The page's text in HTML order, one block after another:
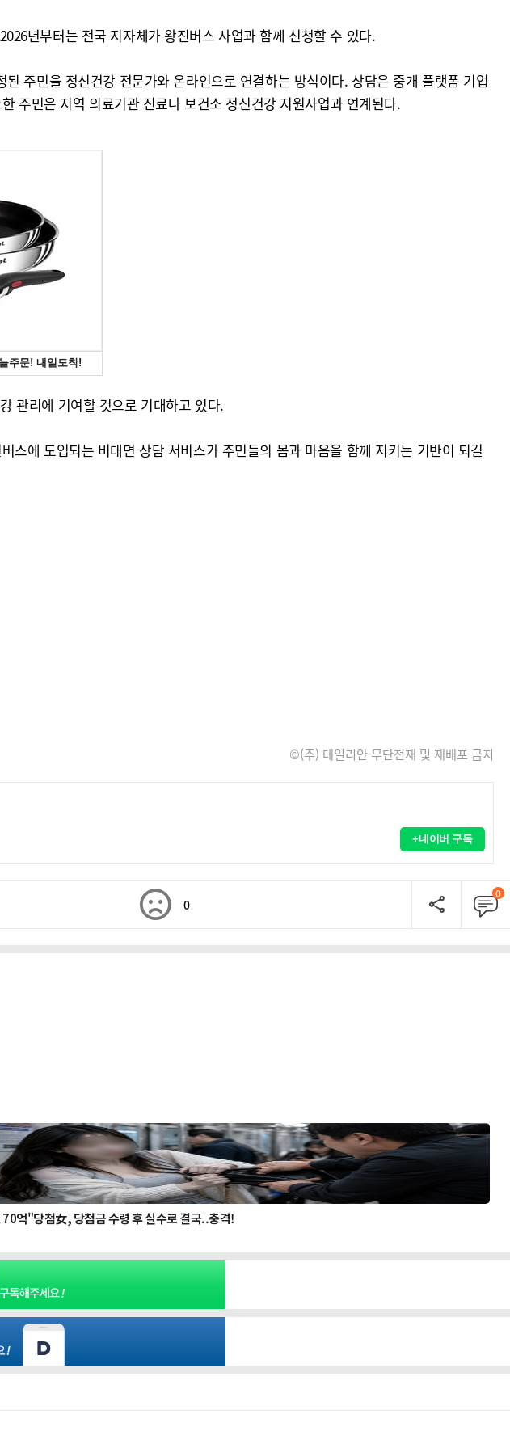
년부터는 전국 지자체가 왕진버스 사업과 함께 신청할 수 있다.
주민을 정신건강 전문가와 온라인으로 연결하는 방식이다. 상담은 중개 플랫폼 기업
주민은 지역 의료기관 진료나 보건소 정신건강 지원사업과 연계된다.
관리에 기여할 것으로 기대하고 있다.
스에 도입되는 비대면 상담 서비스가 주민들의 몸과 마음을 함께 지키는 기반이 되길
©(주) 데일리안 무단전재 및 재배포 금지
+네이버 구독
0
0